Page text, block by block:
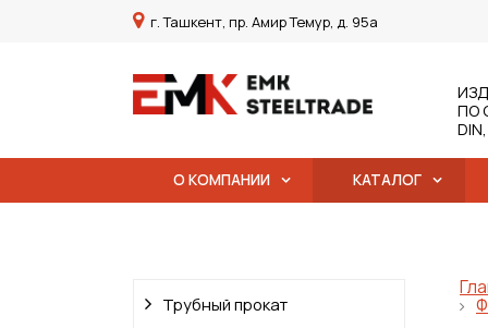
г. Ташкент, пр. Амир Темур, д. 95а
ПО
О КОМПАНИИ КАТАЛОГ
Трубный прокат